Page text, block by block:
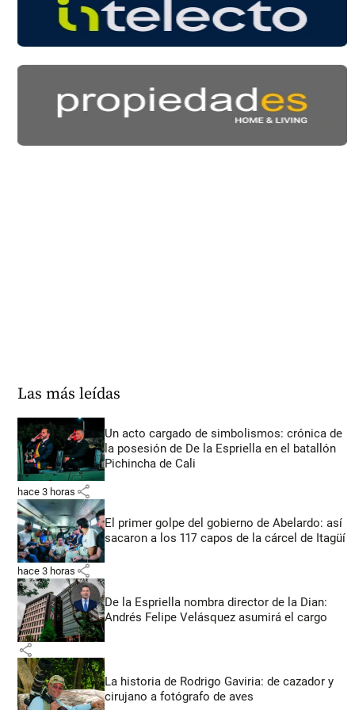
Las más leídas
Un acto cargado de simbolismos: crónica de
la posesión de De la Espriella en el batallón
Pichincha de Cali
hace 3 horas share
El primer golpe del gobierno de Abelardo: así
sacaron a los 117 capos de la cárcel de Itagüí
hace 3 horas share
De la Espriella nombra director de la Dian:
Andrés Felipe Velásquez asumirá el cargo
share
La historia de Rodrigo Gaviria: de cazador y
cirujano a fotógrafo de aves